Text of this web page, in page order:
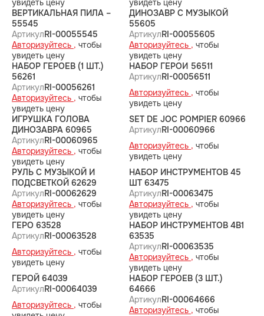
увидеть цену
увидеть цену
ВЕРТИКАЛЬНАЯ ПИЛА –
55545
АртикулRI-00055545
Авторизуйтесь , чтобы
увидеть цену
ДИНОЗАВР С МУЗЫКОЙ
55605
АртикулRI-00055605
Авторизуйтесь , чтобы
увидеть цену
НАБОР ГЕРОЕВ (1 ШТ.)
56261
АртикулRI-00056261
Авторизуйтесь , чтобы
увидеть цену
НАБОР ГЕРОИ 56511
АртикулRI-00056511
Авторизуйтесь , чтобы
увидеть цену
ИГРУШКА ГОЛОВА
ДИНОЗАВРА 60965
АртикулRI-00060965
Авторизуйтесь , чтобы
увидеть цену
SET DE JOC POMPIER 60966
АртикулRI-00060966
Авторизуйтесь , чтобы
увидеть цену
РУЛЬ С МУЗЫКОЙ И
ПОДСВЕТКОЙ 62629
АртикулRI-00062629
Авторизуйтесь , чтобы
увидеть цену
НАБОР ИНСТРУМЕНТОВ 45
ШТ 63475
АртикулRI-00063475
Авторизуйтесь , чтобы
увидеть цену
ГЕРО 63528
АртикулRI-00063528
Авторизуйтесь , чтобы
увидеть цену
НАБОР ИНСТРУМЕНТОВ 4В1
63535
АртикулRI-00063535
Авторизуйтесь , чтобы
увидеть цену
ГЕРОЙ 64039
АртикулRI-00064039
Авторизуйтесь , чтобы
НАБОР ГЕРОЕВ (3 ШТ.)
64666
АртикулRI-00064666
Авторизуйтесь , чтобы